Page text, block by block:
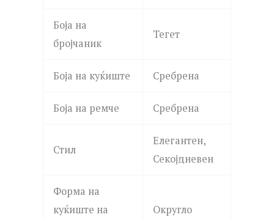
Боја на
бројчаник
Тегет
Боја на куќиште Сребрена
Боја на ремче Сребрена
Стил
Елегантен,
Секојдневен
Форма на
куќиште на
Округло